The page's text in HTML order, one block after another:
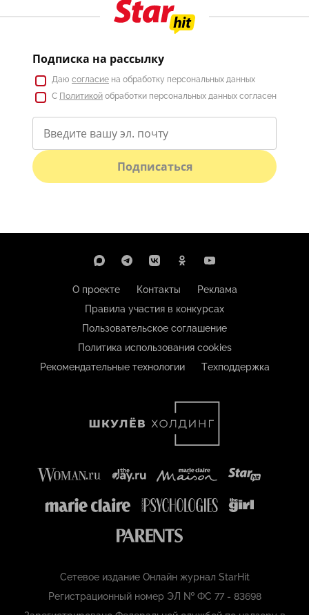
Подписка на рассылку
Даю согласие на обработку персональных данных
С Политикой обработки персональных данных согласен
Подписаться
О проекте Контакты
Реклама
Правила участия в конкурсах
Пользовательское соглашение
Политика использования cookies
Рекомендательные технологии
Техподдержка
Сетевое издание Онлайн журнал StarHit
Регистрационный номер ЭЛ № ФС 77 - 83698